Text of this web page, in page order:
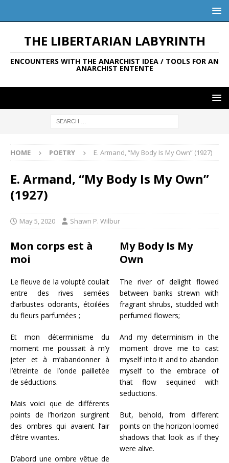
THE LIBERTARIAN LABYRINTH
ENCOUNTERS WITH THE ANARCHIST IDEA / TOOLS FOR AN
ANARCHIST ENTENTE
HOME POETRY E. Armand, “My Body Is My Own” (1927)
E. Armand, “My Body Is My Own”
(1927)
May 5, 2020 Shawn P. Wilbur
Mon corps est à
moi
Le fleuve de la volupté coulait
entre des rives semées
d’arbustes odorants, étoilées
du fleurs parfumées ;
Et mon déterminisme du
moment me poussait à m’y
jeter et à m’abandonner à
l’étreinte de l’onde pailletée
de séductions.
Mais voici que de différents
points de l’horizon surgirent
des ombres qui avaient l’air
d’être vivantes.
D’abord une ombre vêtue de
My Body Is My
Own
The river of delight flowed
between banks strewn with
fragrant shrubs, studded with
perfumed flowers;
And my determinism in the
moment drove me to cast
myself into it and to abandon
myself to the embrace of
that flow sequined with
seductions.
But, behold, from different
points on the horizon loomed
shadows that look as if they
were alive.